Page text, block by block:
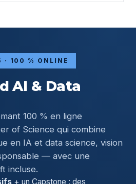
100 % ONLINE
AI & Data
100 % en ligne
of Science qui combine
en IA et data science, vision
— avec une
incluse.
+ un Capstone : des